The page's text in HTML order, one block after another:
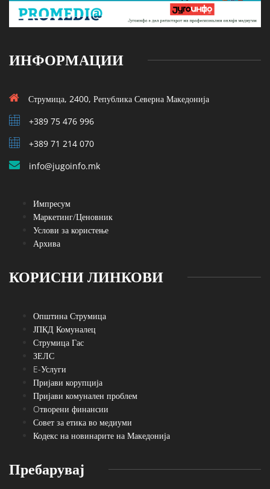
ИНФОРМАЦИИ
Струмица, 2400, Република Северна Македонија
+389 75 476 996
+389 71 214 070
info@jugoinfo.mk
Импресум
Маркетинг/Ценовник
Услови за користење
Архива
КОРИСНИ ЛИНКОВИ
Општина Струмица
ЈПКД Комуналец
Струмица Гас
ЗЕЛС
E-Услуги
Пријави корупција
Пријави комунален проблем
Oтворени финансии
Совет за етика во медиуми
Кодекс на новинарите на Македонија
Пребарувај